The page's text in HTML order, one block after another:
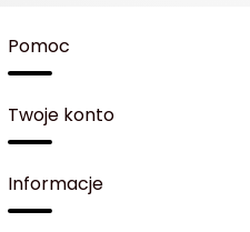
Pomoc
Twoje konto
Informacje